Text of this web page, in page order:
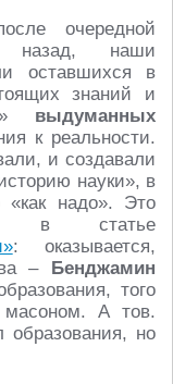
очередной
наши
оставшихся в
знаний и
выдуманных
к реальности.
и создавали
науки», в
«как надо». Это
в статье
: оказывается,
– Бенджамин
того
А тов.
но